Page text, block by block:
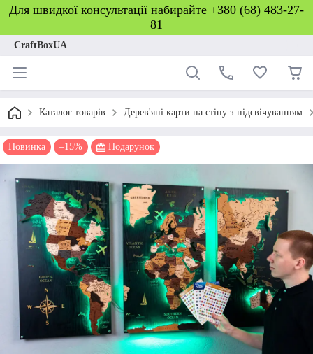
Для швидкої консультації набирайте +380 (68) 483-27-
81
CraftBoxUA
Каталог товарів Дерев'яні карти на стіну з підсвічуванням
Новинка –15% Подарунок